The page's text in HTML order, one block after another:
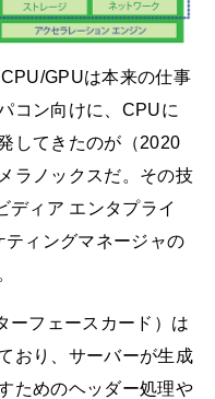
GPUは本来の仕事
コン向けに、CPUに
してきたのが（2020
ラノックスだ。その技
ディア エンタプライ
ティングマネージャの
ーフェースカード）は
おり、サーバーが生成
ためのヘッダー処理や